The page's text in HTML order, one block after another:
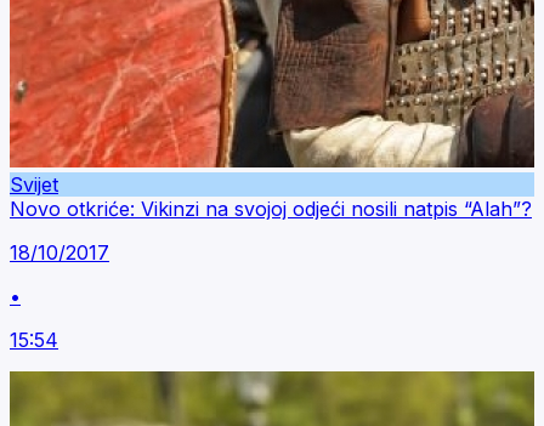
Svijet
Novo otkriće: Vikinzi na svojoj odjeći nosili natpis “Alah”?
18/10/2017
•
15:54